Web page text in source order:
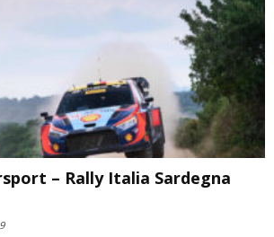
– Rally Italia Sardegna